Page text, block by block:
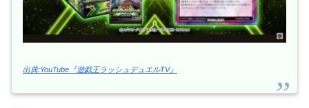
出典:YouTube『遊戯王ラッシュデュエルTV』